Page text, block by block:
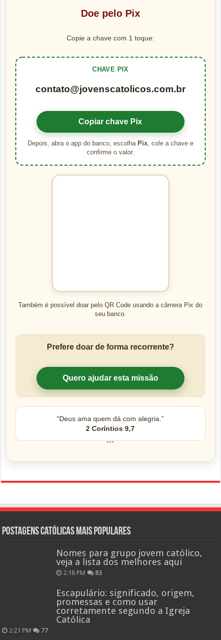
Doe pelo Pix
Copie a chave com 1 toque:
CHAVE PIX
contato@jovenscatolicos.com.br
Copiar chave Pix
Depois, abra o app do banco, escolha Pix, cole a chave e
confirme o valor.
Também é possível doar pelo QR Code usando a câmera Pix do
seu banco.
Prefere doar de forma recorrente?
Quero ajudar esta missão
“Deus ama quem dá com alegria.”
2 Coríntios 9,7
```
Postagens católicas mais Populares
Nomes para grupo jovem católico,
veja a lista dos melhores aqui
2:18 PM 83
Escapulário: significado, origem,
promessas e como usar
corretamente segundo a Igreja
Católica
2:21 PM 77